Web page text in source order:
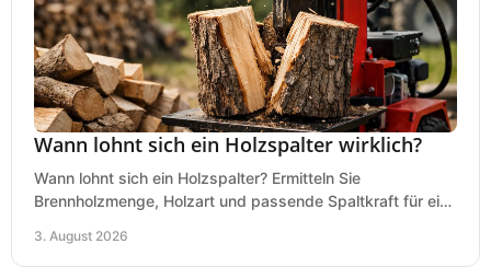
Wann lohnt sich ein Holzspalter wirklich?
Wann lohnt sich ein Holzspalter? Ermitteln Sie
Brennholzmenge, Holzart und passende Spaltkraft für eine
3. August 2026